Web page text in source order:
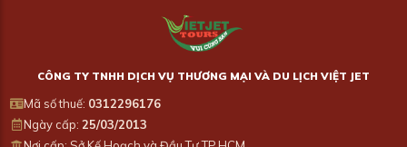
CÔNG TY TNHH DỊCH VỤ THƯƠNG MẠI VÀ DU LỊCH VIỆT JET
Mã số thuế: 0312296176
Ngày cấp: 25/03/2013